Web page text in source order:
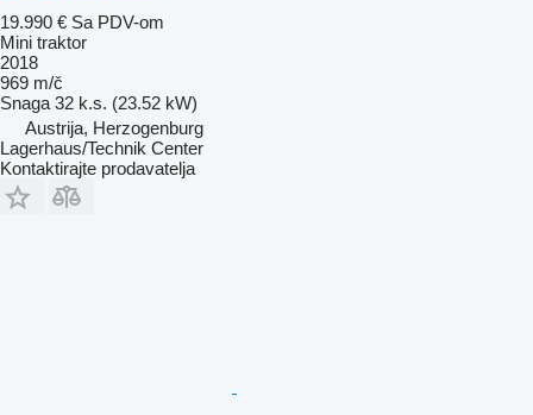
19.990 € Sa PDV-om
Mini traktor
2018
969 m/č
Snaga 32 k.s. (23.52 kW)
Austrija, Herzogenburg
Lagerhaus/Technik Center
Kontaktirajte prodavatelja